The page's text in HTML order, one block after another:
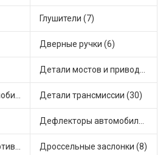
Глушители (7)
Дверные ручки (6)
Детали мостов и привода трансмиссии (17)
Детали салона автомобиля (28) Детали трансмиссии (30)
Дефлекторы автомобильные (1)
Дополнительные, противотуманные фары (2) Дроссельные заслонки (8)